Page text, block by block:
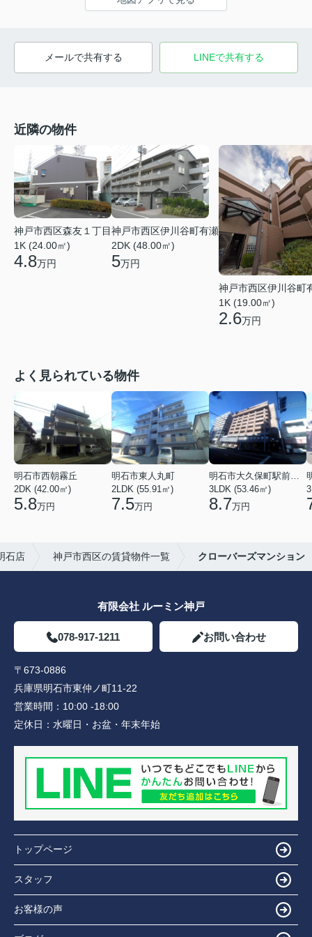
メールで共有する LINEで共有する
近隣の物件
神戸市西区森友１丁目
1K (24.00㎡)
4.8万円
神戸市西区伊川谷町有瀬
2DK (48.00㎡)
5万円
神戸市西区伊川谷町
1K (19.00㎡)
2.6万円
よく見られている物件
明石市西朝霧丘
2DK (42.00㎡)
5.8万円
明石市東人丸町
2LDK (55.91㎡)
7.5万円
3LDK (53.46㎡)
8.7万円
石店 神戸市西区の賃貸物件一覧 クローバーズマンション
有限会社 ルーミン神戸
078-917-1211 お問い合わせ
〒673-0886
兵庫県明石市東仲ノ町11-22
営業時間： 10:00 -18:00
定休日： 水曜日・お盆・年末年始
トップページ
スタッフ
お客様の声